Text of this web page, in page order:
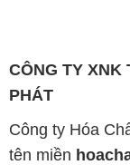
CÔNG TY XNK
PHÁT
Công ty Hóa
tên miền